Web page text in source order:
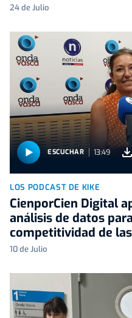
24 de Julio
ESCUCHAR 13:49
LOS PODCAST DE KIKE
CienporCien Digital
análisis de datos
competitividad de
10 de Julio